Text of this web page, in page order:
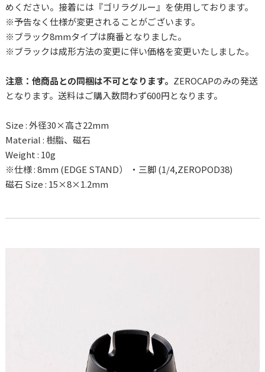
めください。接着には『ゴリラグルー』を使用しております。
※予告なく仕様が変更されることがございます。
※ブラック8mmタイプは廃番となりました。
※ブラックは成形方法の変更に伴い価格を変更いたしました。
注意：他商品との同梱は不可となります。 ZEROCAPのみの発送
となります。送料はご購入数問わず600円となります。
Size : 外径30×高さ22mm
Material : 樹脂、磁石
Weight : 10g
※仕様 : 8mm (EDGE STAND） ・三脚 (1/4,ZEROPOD38)
磁石 Size : 15×8×1.2mm